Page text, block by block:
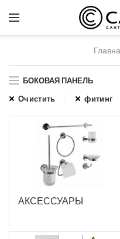
БОКОВАЯ ПАНЕЛЬ
Очистить
фитинг
АКСЕССУАРЫ